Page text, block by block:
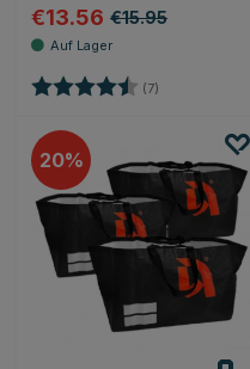
€13.56 €15.95
Bewertung: (7)
20